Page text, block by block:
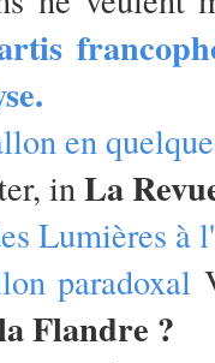
en
inLa
Lumières à
paradoxal
Flandre ?